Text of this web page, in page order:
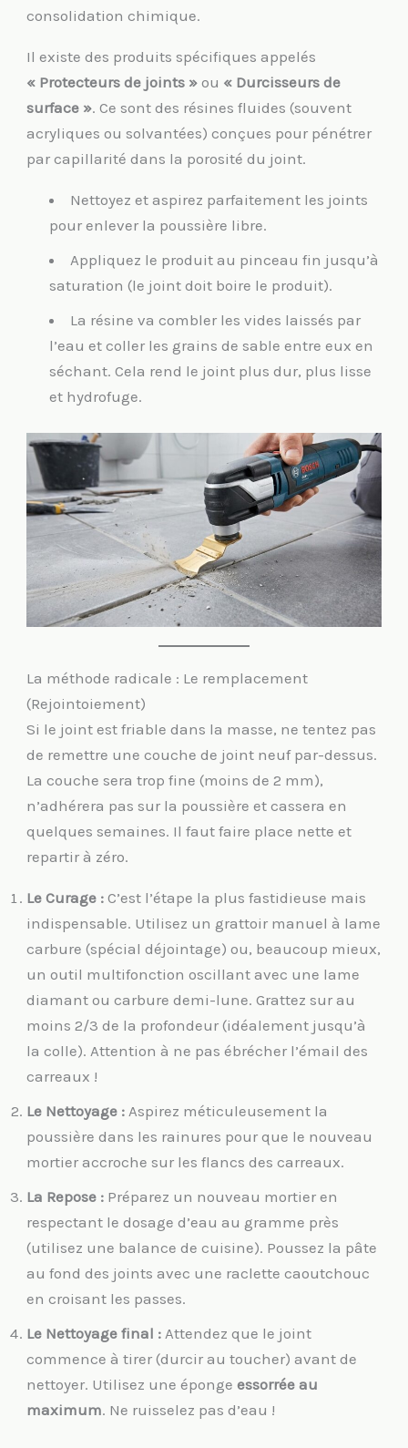
consolidation chimique.
Il existe des produits spécifiques appelés
« Protecteurs de joints » ou « Durcisseurs de
surface ». Ce sont des résines fluides (souvent
acryliques ou solvantées) conçues pour pénétrer
par capillarité dans la porosité du joint.
Nettoyez et aspirez parfaitement les joints
pour enlever la poussière libre.
Appliquez le produit au pinceau fin jusqu’à
saturation (le joint doit boire le produit).
La résine va combler les vides laissés par
l’eau et coller les grains de sable entre eux en
séchant. Cela rend le joint plus dur, plus lisse
et hydrofuge.
La méthode radicale : Le remplacement
(Rejointoiement)
Si le joint est friable dans la masse, ne tentez pas
de remettre une couche de joint neuf par-dessus.
La couche sera trop fine (moins de 2 mm),
n’adhérera pas sur la poussière et cassera en
quelques semaines. Il faut faire place nette et
repartir à zéro.
Le Curage : C’est l’étape la plus fastidieuse mais
indispensable. Utilisez un grattoir manuel à lame
carbure (spécial déjointage) ou, beaucoup mieux,
un outil multifonction oscillant avec une lame
diamant ou carbure demi-lune. Grattez sur au
moins 2/3 de la profondeur (idéalement jusqu’à
la colle). Attention à ne pas ébrécher l’émail des
carreaux !
Le Nettoyage : Aspirez méticuleusement la
poussière dans les rainures pour que le nouveau
mortier accroche sur les flancs des carreaux.
La Repose : Préparez un nouveau mortier en
respectant le dosage d’eau au gramme près
(utilisez une balance de cuisine). Poussez la pâte
au fond des joints avec une raclette caoutchouc
en croisant les passes.
Le Nettoyage final : Attendez que le joint
commence à tirer (durcir au toucher) avant de
nettoyer. Utilisez une épongeessorrée au
maximum. Ne ruisselez pas d’eau !